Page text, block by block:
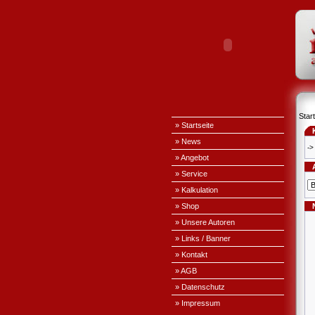
» Startseite
» News
» Angebot
» Service
» Kalkulation
» Shop
» Unsere Autoren
» Links / Banner
» Kontakt
» AGB
» Datenschutz
» Impressum
->